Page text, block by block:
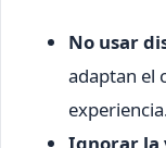
No usar
adaptan el
Ignorar la